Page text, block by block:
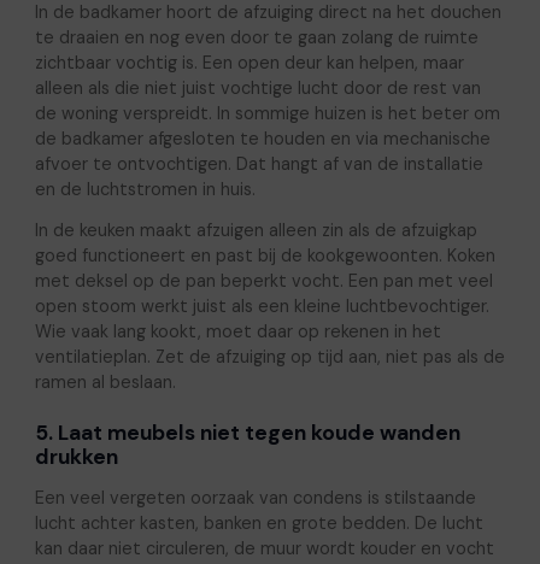
In de badkamer hoort de afzuiging direct na het douchen
te draaien en nog even door te gaan zolang de ruimte
zichtbaar vochtig is. Een open deur kan helpen, maar
alleen als die niet juist vochtige lucht door de rest van
de woning verspreidt. In sommige huizen is het beter om
de badkamer afgesloten te houden en via mechanische
afvoer te ontvochtigen. Dat hangt af van de installatie
en de luchtstromen in huis.
In de keuken maakt afzuigen alleen zin als de afzuigkap
goed functioneert en past bij de kookgewoonten. Koken
met deksel op de pan beperkt vocht. Een pan met veel
open stoom werkt juist als een kleine luchtbevochtiger.
Wie vaak lang kookt, moet daar op rekenen in het
ventilatieplan. Zet de afzuiging op tijd aan, niet pas als de
ramen al beslaan.
5. Laat meubels niet tegen koude wanden
drukken
Een veel vergeten oorzaak van condens is stilstaande
lucht achter kasten, banken en grote bedden. De lucht
kan daar niet circuleren, de muur wordt kouder en vocht